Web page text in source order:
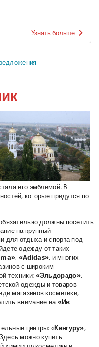
Узнать больше
его эмблемой. В
которые придутся по
должны посетить
на крупный
для отдыха и спорта под
одежду от таких
, «Adidas», и многих
с широким
техники: «Эльдорадо»,
одежды и товаров
магазинов косметики,
внимание на«Ив
центры: «Кенгуру»,
можно купить